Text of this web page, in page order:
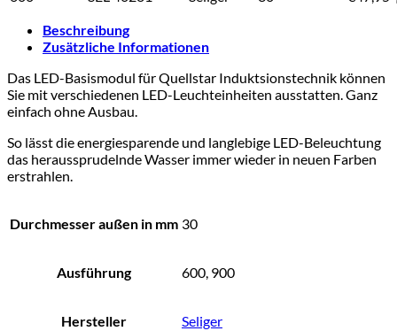
Beschreibung
Zusätzliche Informationen
Das LED-Basismodul für Quellstar Induktsionstechnik können
Sie mit verschiedenen LED-Leuchteinheiten ausstatten. Ganz
einfach ohne Ausbau.
So lässt die energiesparende und langlebige LED-Beleuchtung
das heraussprudelnde Wasser immer wieder in neuen Farben
erstrahlen.
Durchmesser außen in mm 30
Ausführung 600, 900
Hersteller Seliger